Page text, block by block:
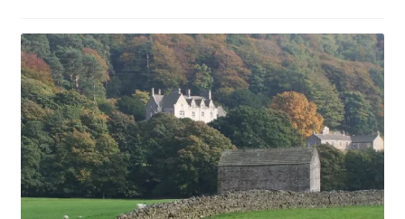
Checkout
Contact
Contact Me